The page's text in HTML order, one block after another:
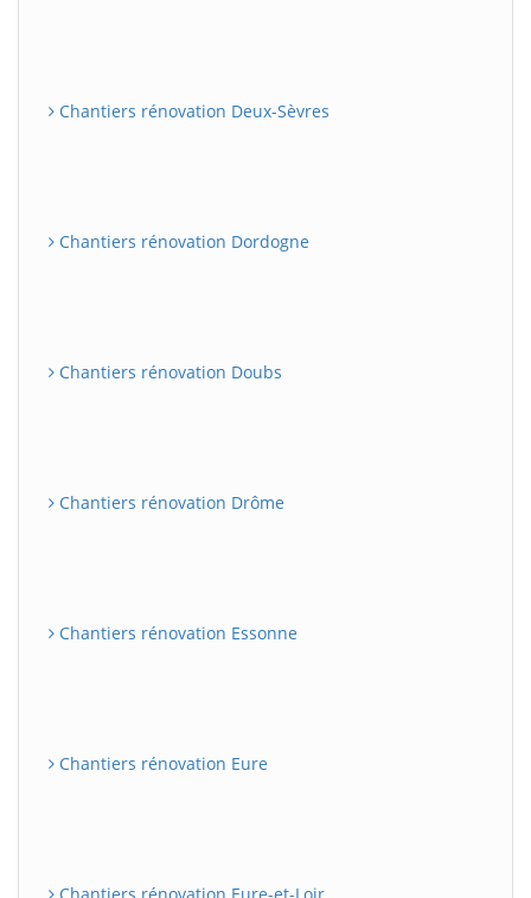
Chantiers rénovation Deux-Sèvres
Chantiers rénovation Dordogne
Chantiers rénovation Doubs
Chantiers rénovation Drôme
Chantiers rénovation Essonne
Chantiers rénovation Eure
Chantiers rénovation Eure-et-Loir